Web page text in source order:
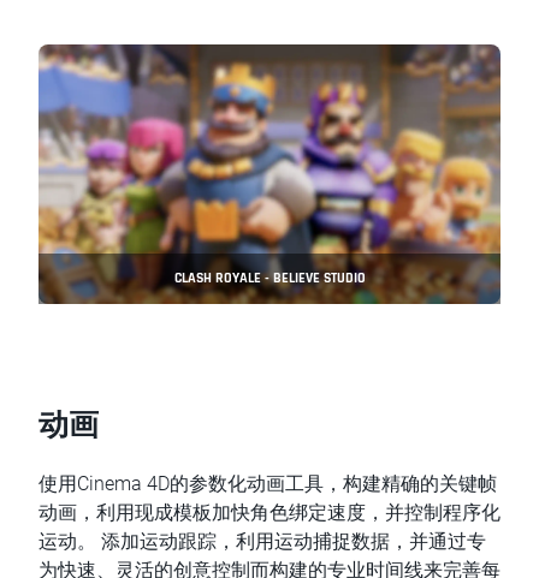
CLASH ROYALE - BELIEVE STUDIO
动画
使用Cinema 4D的参数化动画工具，构建精确的关键帧
动画，利用现成模板加快角色绑定速度，并控制程序化
运动。 添加运动跟踪，利用运动捕捉数据，并通过专
为快速、灵活的创意控制而构建的专业时间线来完善每